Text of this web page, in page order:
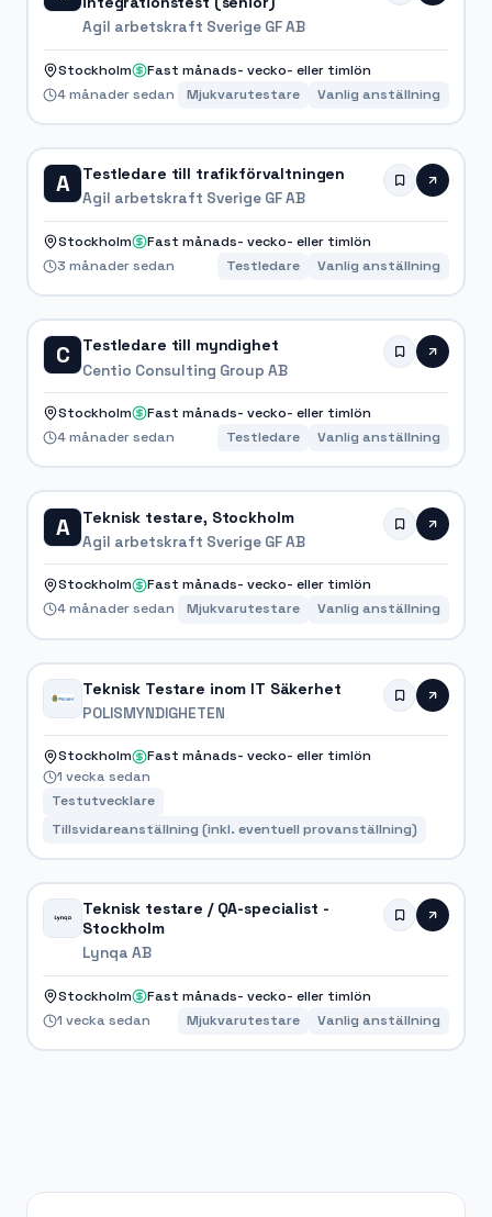
Agil arbetskraft Sverige GF AB
Stockholm
Fast månads- vecko- eller timlön
4 månader sedan
Mjukvarutestare Vanlig anställning
A Testledare till trafikförvaltningen
Agil arbetskraft Sverige GF AB
Stockholm
Fast månads- vecko- eller timlön
3 månader sedan
Testledare Vanlig anställning
C Testledare till myndighet
Centio Consulting Group AB
Stockholm
Fast månads- vecko- eller timlön
4 månader sedan
Testledare Vanlig anställning
A Teknisk testare, Stockholm
Agil arbetskraft Sverige GF AB
Stockholm
Fast månads- vecko- eller timlön
4 månader sedan
Mjukvarutestare Vanlig anställning
Teknisk Testare inom IT Säkerhet
POLISMYNDIGHETEN
Stockholm
Fast månads- vecko- eller timlön
1 vecka sedan
Testutvecklare
Tillsvidareanställning (inkl. eventuell provanställning)
Teknisk testare / QA-specialist -
Stockholm
Lynqa AB
Stockholm
Fast månads- vecko- eller timlön
1 vecka sedan
Mjukvarutestare Vanlig anställning